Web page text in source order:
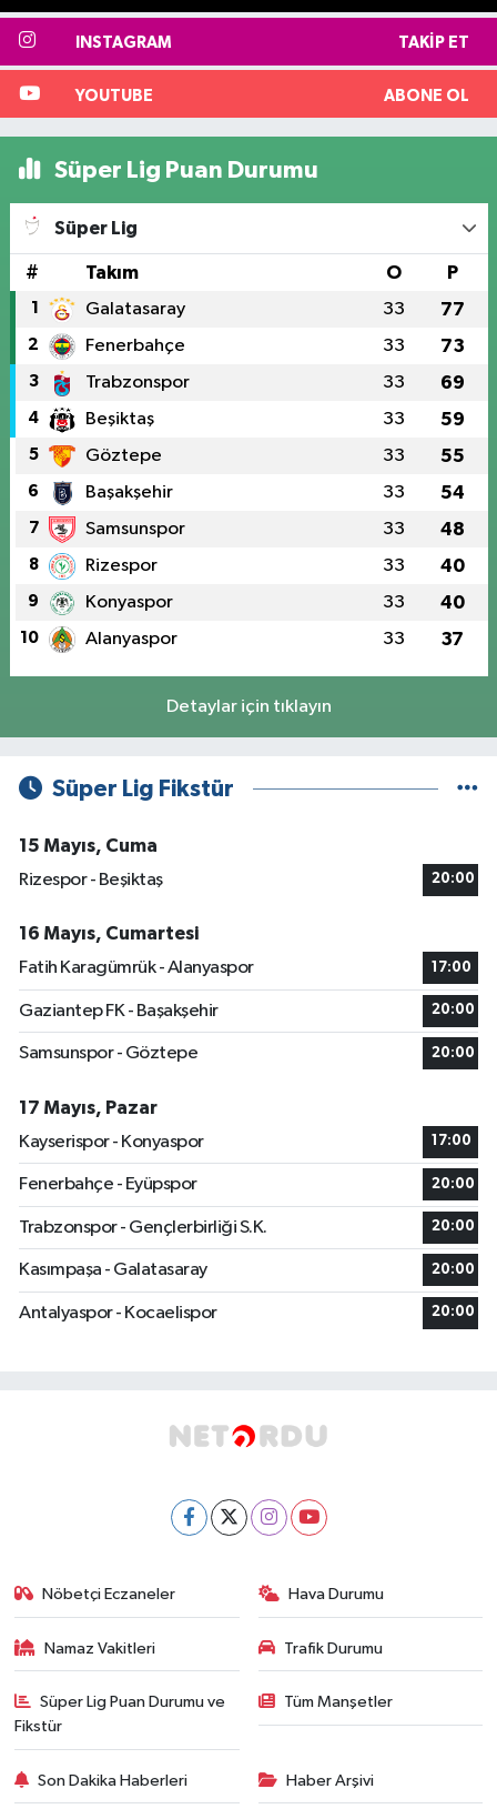
INSTAGRAM TAKIP ET
YOUTUBE ABONE OL
Süper Lig Puan Durumu
Süper Lig
# Takım O P
1 Galatasaray 33 77
2 Fenerbahçe 33 73
3 Trabzonspor 33 69
4 Beşiktaş 33 59
5 Göztepe 33 55
6 Başakşehir 33 54
7 Samsunspor 33 48
8 Rizespor 33 40
9 Konyaspor 33 40
10 Alanyaspor 33 37
Detaylar için tıklayın
Süper Lig Fikstür
15 Mayıs, Cuma
Rizespor - Beşiktaş
20:00
16 Mayıs, Cumartesi
Fatih Karagümrük - Alanyaspor
17:00
Gaziantep FK - Başakşehir 20:00
Samsunspor - Göztepe 20:00
17 Mayıs, Pazar
Kayserispor - Konyaspor
17:00
Fenerbahçe - Eyüpspor 20:00
Trabzonspor - Gençlerbirliği S.K. 20:00
Kasımpaşa - Galatasaray 20:00
Antalyaspor - Kocaelispor 20:00
Nöbetçi Eczaneler Hava Durumu
Namaz Vakitleri Trafik Durumu
Süper Lig Puan Durumu ve
Fikstür
Tüm Manşetler
Son Dakika Haberleri Haber Arşivi